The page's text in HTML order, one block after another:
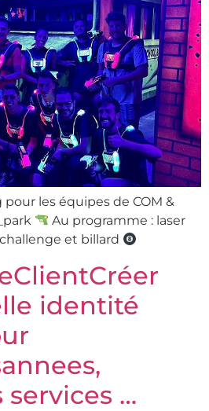
les équipes de COM &
Au programme : laser
et billard
identité
services …